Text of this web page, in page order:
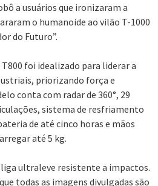
a usuários que ironizaram a
o humanoide ao vilão T-1000
do Futuro”.
foi idealizado para liderar a
priorizando força e
conta com radar de 360°, 29
sistema de resfriamento
de até cinco horas e mãos
até 5 kg.
ultraleve resistente a impactos.
todas as imagens divulgadas são